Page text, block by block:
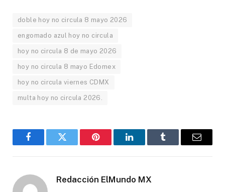
doble hoy no circula 8 mayo 2026
engomado azul hoy no circula
hoy no circula 8 de mayo 2026
hoy no circula 8 mayo Edomex
hoy no circula viernes CDMX
multa hoy no circula 2026.
FacebookGorjeo Pinterest LinkedInTumblr
Correo
Redacción ElMundo MX